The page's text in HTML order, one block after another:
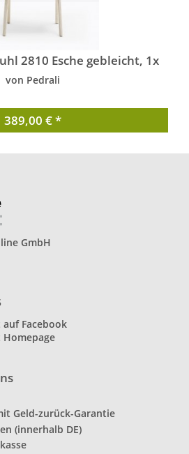
2810 Esche gebleicht, 1x
von Pedrali
389,00 € *
GmbH
Facebook
Geld-zurück-Garantie
(innerhalb DE)